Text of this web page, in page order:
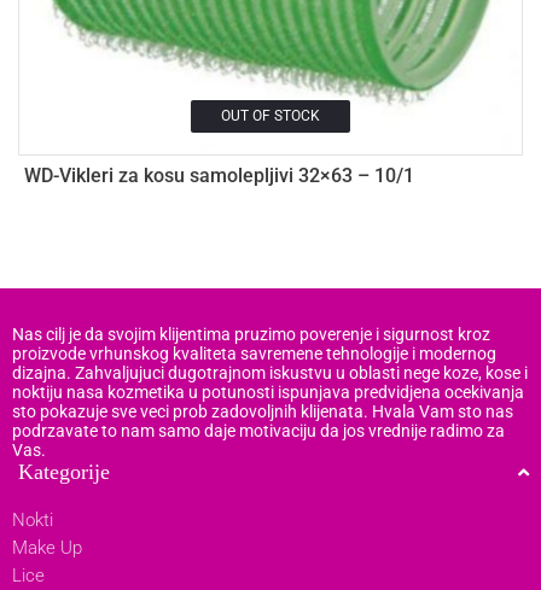
OUT OF STOCK
WD-Vikleri za kosu samolepljivi 32×63 – 10/1
Nas cilj je da svojim klijentima pruzimo poverenje i sigurnost kroz
proizvode vrhunskog kvaliteta savremene tehnologije i modernog
dizajna. Zahvaljujuci dugotrajnom iskustvu u oblasti nege koze, kose i
noktiju nasa kozmetika u potunosti ispunjava predvidjena ocekivanja
sto pokazuje sve veci prob zadovoljnih klijenata. Hvala Vam sto nas
podrzavate to nam samo daje motivaciju da jos vrednije radimo za
Vas.
Kategorije
Nokti
Make Up
Lice